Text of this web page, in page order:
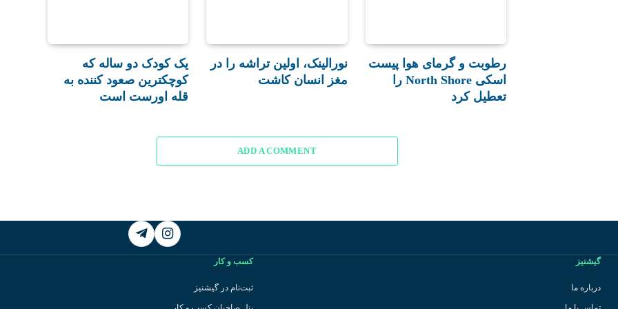
رطوبت و گرمای هوا پیست
اسکی North Shore را
تعطیل کرد
نورالینک، اولین تراشه را در
مغز انسان کاشت
یک کودک دو ساله که
کوچکترین صعود کننده به
قله اورست است
ADD A COMMENT
Instagram
Telegram
گیشنیز
درباره ما
کسب و کار
ثبت‌نام در گیشنیز